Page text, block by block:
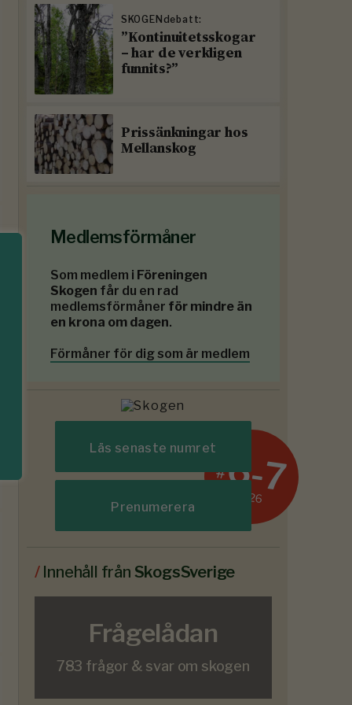
SKOGENdebatt:
”Kontinuitetsskogar
– har de verkligen
funnits?”
Prissänkningar hos
Mellanskog
Medlemsförmåner
Som medlem i Föreningen
Skogen får du en rad
medlemsförmåner för mindre än
en krona om dagen.
Förmåner för dig som är medlem
#6-7
2026
Läs senaste numret
Prenumerera
/ Innehåll från SkogsSverige
Frågelådan
783 frågor & svar om skogen